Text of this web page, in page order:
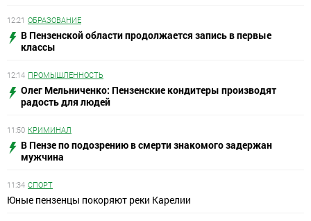
12:21 ОБРАЗОВАНИЕ
В Пензенской области продолжается запись в первые
классы
12:14 ПРОМЫШЛЕННОСТЬ
Олег Мельниченко: Пензенские кондитеры производят
радость для людей
11:50 КРИМИНАЛ
В Пензе по подозрению в смерти знакомого задержан
мужчина
11:34 СПОРТ
Юные пензенцы покоряют реки Карелии